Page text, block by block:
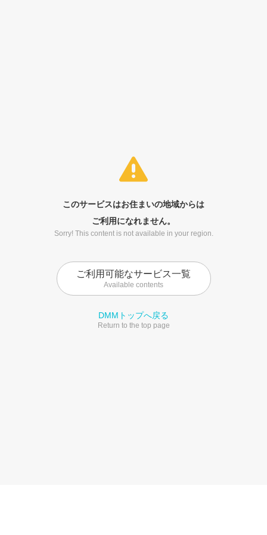
このサービスはお住まいの地域からは
ご利用になれません。
Sorry! This content is not available in your region.
ご利用可能なサービス一覧
Available contents
DMMトップへ戻る
Return to the top page